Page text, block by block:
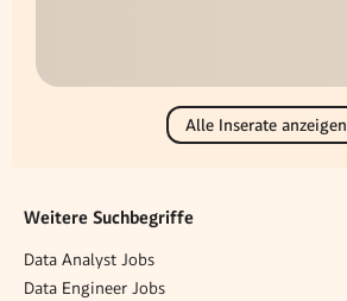
Alle Inserate anzeigen
Weitere Suchbegriffe
Data Analyst Jobs
Data Engineer Jobs